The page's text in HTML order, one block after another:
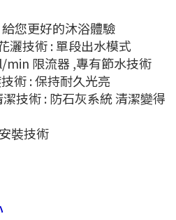
您更好的沐浴體驗
技術 : 單段出水模式
min 限流器 ,專有節水技術
術 : 保持耐久光亮
技術 : 防石灰系統 清潔變得
裝技術